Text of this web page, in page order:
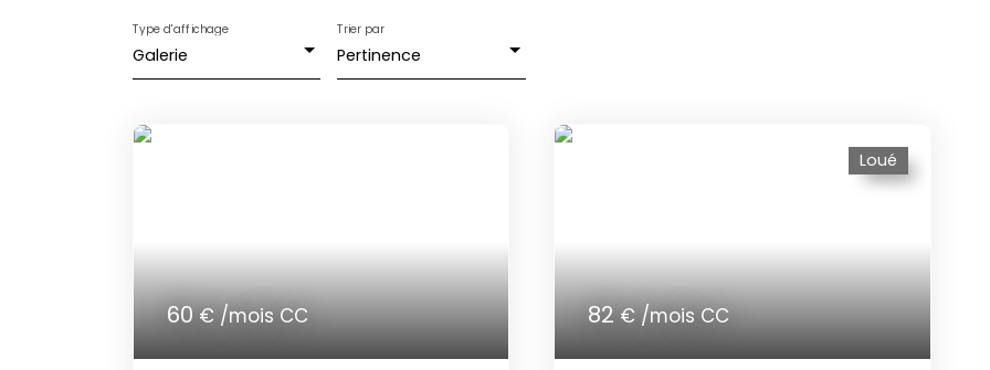
Galerie
Type d'affichage
Pertinence
Trier par
60€ /mois CC 82€ /mois CC
Loué